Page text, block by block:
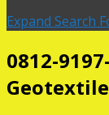
Expand Search
0812-